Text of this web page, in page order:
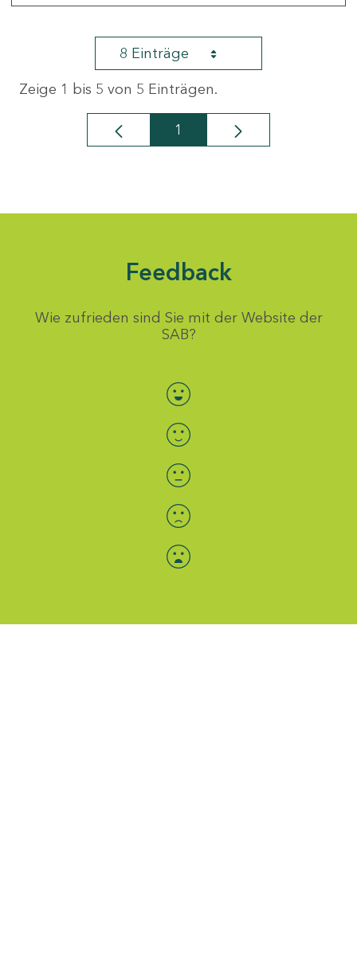
8 Einträge
Zeige 1 bis 5 von 5 Einträgen.
Seite
1
Feedback
Wie zufrieden sind Sie mit der Website der
SAB?
Bewertung auswählen